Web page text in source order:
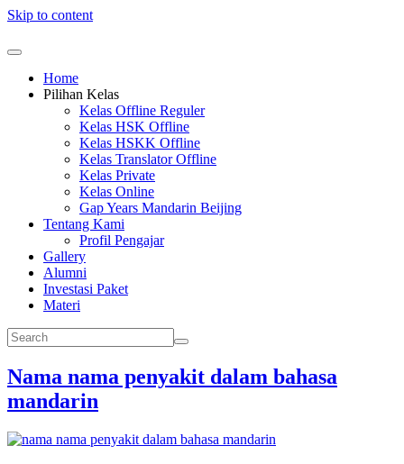
Skip to content
Home
Pilihan Kelas
Kelas Offline Reguler
Kelas HSK Offline
Kelas HSKK Offline
Kelas Translator Offline
Kelas Private
Kelas Online
Gap Years Mandarin Beijing
Tentang Kami
Profil Pengajar
Gallery
Alumni
Investasi Paket
Materi
Nama nama penyakit dalam bahasa
mandarin